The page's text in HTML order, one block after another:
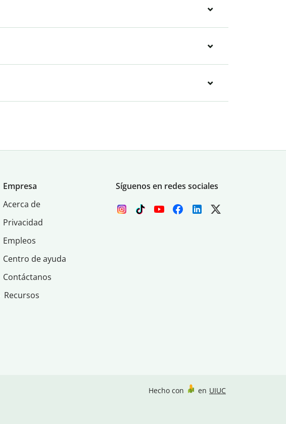
Empresa
Acerca de
Privacidad
Empleos
Centro de ayuda
Contáctanos
Recursos
Síguenos en redes sociales
Hecho con en UIUC